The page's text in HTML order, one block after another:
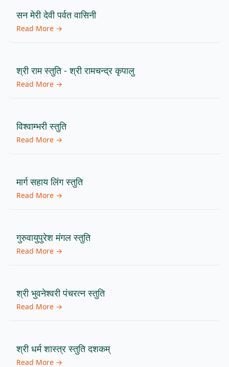
सन मेरी देवी पर्वत वासिनी
Read More →
श्री राम स्तुति - श्री रामचन्द्र कृपालु
Read More →
विश्वाम्भरी स्तुति
Read More →
मार्ग सहाय लिंग स्तुति
Read More →
गुरुवायुपुरेश मंगल स्तुति
Read More →
श्री भुवनेश्वरी पंचरत्न स्तुति
Read More →
श्री धर्म शास्त्र स्तुति दशकम्
Read More →